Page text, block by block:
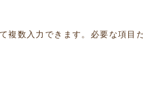
複数入力できます。必要な項目